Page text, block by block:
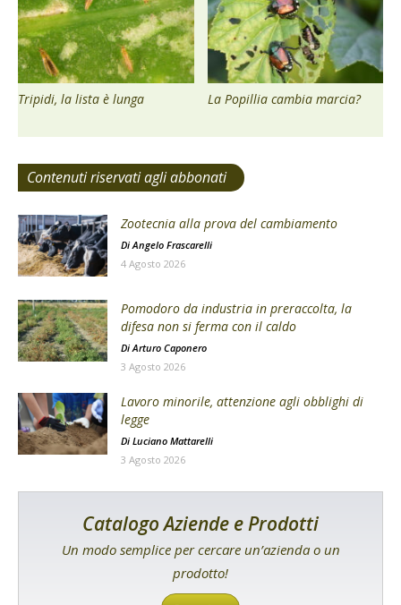
Tripidi, la lista è lunga La Popillia cambia marcia?
Contenuti riservati agli abbonati
Zootecnia alla prova del cambiamento
DiAngelo Frascarelli
4 Agosto 2026
Pomodoro da industria in preraccolta, la
difesa non si ferma con il caldo
Di Arturo Caponero
3 Agosto 2026
Lavoro minorile, attenzione agli obblighi di
legge
Di Luciano Mattarelli
3 Agosto 2026
Catalogo Aziende e Prodotti
Un modo semplice per cercare un’azienda o un
prodotto!